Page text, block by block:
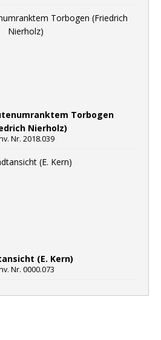
Torbogen
Nierholz)
Nr. 2018.039
(E. Kern)
Nr. 0000.073